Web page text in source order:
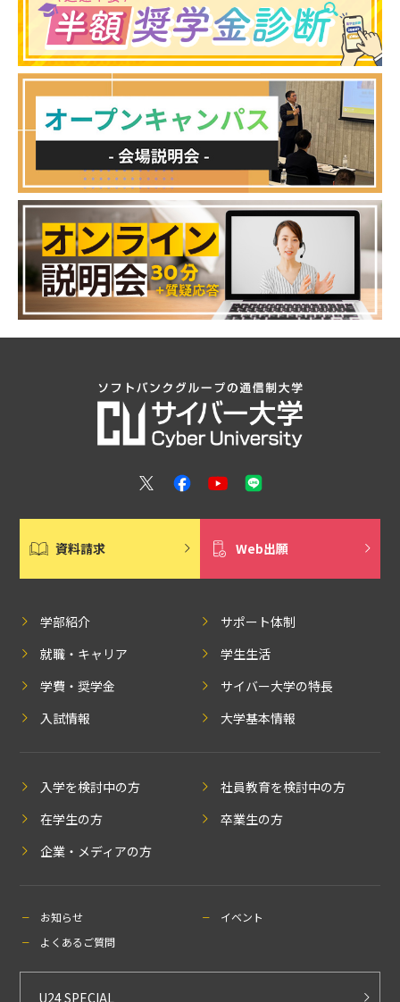
資料請求 Web出願
学部紹介
サポート体制
就職・キャリア
学生生活
学費・奨学金
サイバー大学の特長
入試情報
大学基本情報
入学を検討中の方
社員教育を検討中の方
在学生の方
卒業生の方
企業・メディアの方
お知らせ
イベント
よくあるご質問
U24 SPECIAL